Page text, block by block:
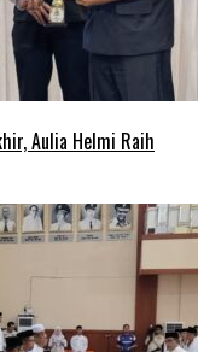
Aulia Helmi Raih